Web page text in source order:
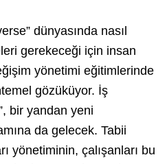
dünyasında nasıl
gerekeceği için insan
yönetimi eğitimlerinde
gözüküyor. İş
bir yandan yeni
da gelecek. Tabii
yönetiminin, çalışanları bu